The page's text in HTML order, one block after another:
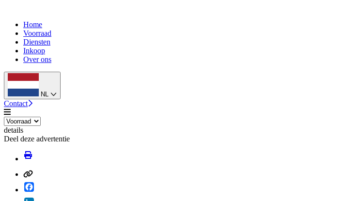
Home
Voorraad
Diensten
Inkoop
Over ons
NL
Contact
details
Deel deze advertentie